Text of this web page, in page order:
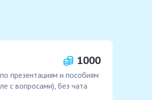
1000
презентациям и пособиям
с вопросами), без чата